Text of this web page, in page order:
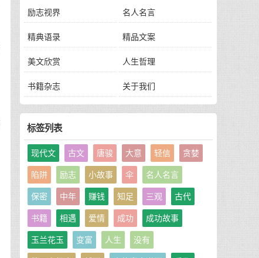
励志视界 名人名言
精典语录 精品文案
美文欣赏 人生哲理
书籍杂志 关于我们
标签列表
现代文 古文 唐骏 大意 轻信 贪婪
陷阱 励志 小故事 伞 名人名言
保密 中年 赚钱 知足 三观 古代
书籍 相遇 爱情 成功 成功故事
玉兰花玉 变富 人生 没有